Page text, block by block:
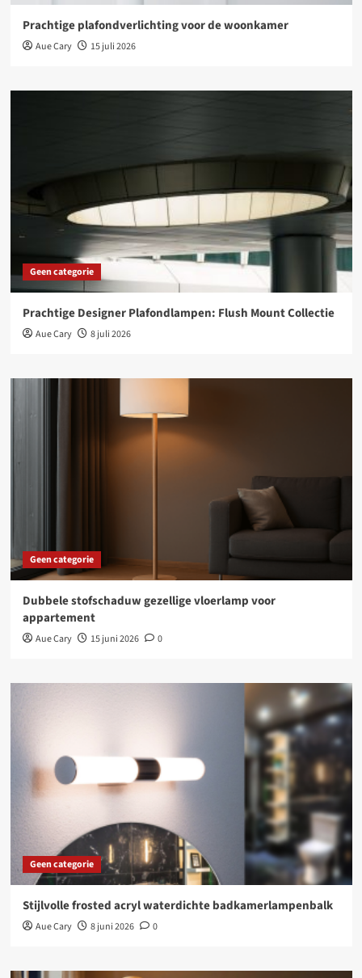
Prachtige plafondverlichting voor de woonkamer
Aue Cary 15 juli 2026
Geen categorie
Prachtige Designer Plafondlampen: Flush Mount Collectie
Aue Cary 8 juli 2026
Geen categorie
Dubbele stofschaduw gezellige vloerlamp voor
appartement
Aue Cary 15 juni 2026 0
Geen categorie
Stijlvolle frosted acryl waterdichte badkamerlampenbalk
Aue Cary 8 juni 2026 0